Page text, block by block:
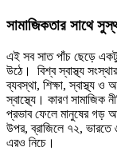
সামাজিকতার সাথে
এই সব সাত পাঁচ ছেড়ে একটু
উঠে। বিশ্ব স্বাস্থ্য
ব্যবস্থা, শিক্ষা, স্বাস্থ্য
স্বাস্থ্যে। কারণ সামাজিক
প্রভাব ফেলে মানুষের গড়
উপর, ব্রাজিলে ৭২,
এরও নিচে।